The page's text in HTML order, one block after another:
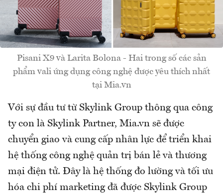
Pisani X9 và Larita Bolona - Hai trong số các sản
phẩm vali ứng dụng công nghệ được yêu thích nhất
tại Mia.vn
Với sự đầu tư từ Skylink Group thông qua công
ty con là Skylink Partner, Mia.vn sẽ được
chuyển giao và cung cấp nhân lực để triển khai
hệ thống công nghệ quản trị bán lẻ và thương
mại điện tử. Đây là hệ thống đo lường và tối ưu
hóa chi phí marketing đã được Skylink Group